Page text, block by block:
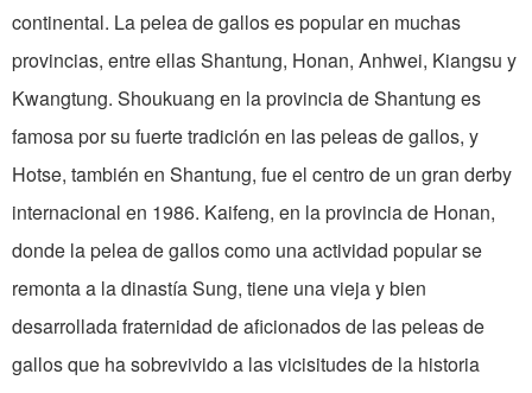
continental. La pelea de gallos es popular en muchas
provincias, entre ellas Shan­tung, Honan, Anhwei, Kiangsu y
Kwangtung. Shoukuang en la provincia de Shantung es
famosa por su fuerte tra­dición en las peleas de gallos, y
Hotse, también en Shantung, fue el centro de un gran derby
internacional en 1986. Kaifeng, en la provincia de Honan,
donde la pelea de gallos como una activi­dad popular se
remonta a la dinastía Sung, tiene una vieja y bien
desarrollada fraternidad de aficionados de las peleas de
gallos que ha sobrevivido a las vicisi­tudes de la historia